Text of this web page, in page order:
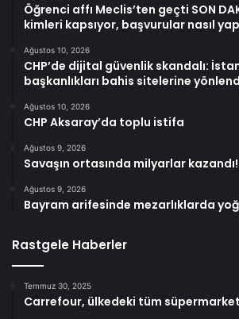
Öğrenci affı Meclis’ten geçti SON
kimleri kapsıyor, başvurular nasıl
Ağustos 10, 2026
CHP’de dijital güvenlik skandalı:
başkanlıkları bahis sitelerine
Ağustos 10, 2026
CHP Aksaray’da toplu istifa
Ağustos 9, 2026
Savaşın ortasında milyarlar kazandı!
Ağustos 9, 2026
Bayram arifesinde mezarlıklarda
Rastgele Haberler
Temmuz 30, 2025
Carrefour, ülkedeki tüm